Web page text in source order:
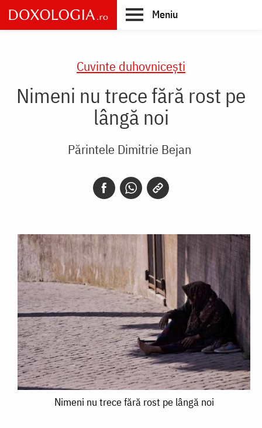
Skip
to
main
Meniu
Cuvinte duhovnicești
Nimeni nu trece fără rost pe
lângă noi
Părintele Dimitrie Bejan
NimeniNimeni nu trece fără rost pe lângă noi